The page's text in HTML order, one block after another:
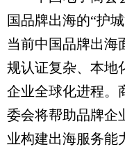
国品牌出海的“护
当前中国品牌出海
规认证复杂、本地
企业全球化进程。
委会将帮助品牌企
业构建出海服务能